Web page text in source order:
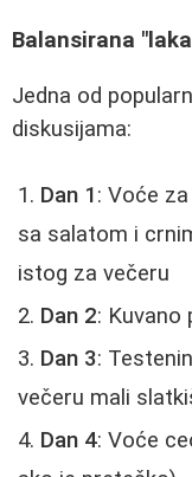
Balansirana
Jedna od
diskusijama:
Dan 1: Voće
sa salatom i
istog za večeru
Dan 2: Kuvano
Dan 3:
večeru mali
Dan 4: Voće